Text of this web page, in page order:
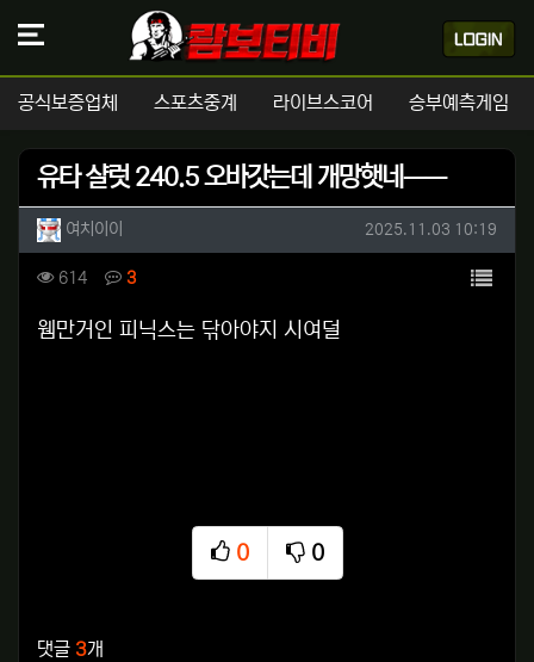
공식보증업체 스포츠중계 라이브스코어 승부예측게임
유타 샬럿 240.5 오바갓는데 개망햇네ㅡㅡ
작성자 정보
여치이이 작성일
2025.11.03 10:19
컨텐츠 정보
614조회 3댓글 목록
본문
웸만거인 피닉스는 닦아야지 시여덜
0
추천
0
비추천
댓글 3개